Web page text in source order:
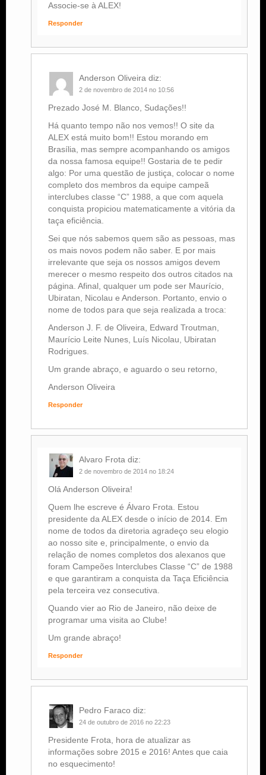
Associe-se à ALEX!
Responder
Anderson Oliveira diz:
2 de novembro de 2014 no 10:56
Prezado José M. Blanco, Sudações!!
Há quanto tempo não nos vemos!! O site da
ALEX está muito bom!! Estou morando em
Brasília, mas sempre acompanhando os amigos
da nossa famosa equipe!! Gostaria de te pedir
algo: Por uma questão de justiça, colocar o nome
completo dos membros da equipe campeã
interclubes classe “C” 1988, a que com aquela
conquista propiciou matematicamente a vitória da
taça eficiência.
Sei que nós sabemos quem são as pessoas, mas
os mais novos podem não saber. E por mais
irrelevante que seja os nossos amigos devem
merecer o mesmo respeito dos outros citados na
página. Afinal, qualquer um pode ser Maurício,
Ubiratan, Nicolau e Anderson. Portanto, envio o
nome de todos para que seja realizada a troca:
Anderson J. F. de Oliveira, Edward Troutman,
Maurício Leite Nunes, Luís Nicolau, Ubiratan
Rodrigues.
Um grande abraço, e aguardo o seu retorno,
Anderson Oliveira
Responder
Alvaro Frota diz:
2 de novembro de 2014 no 18:24
Olá Anderson Oliveira!
Quem lhe escreve é Álvaro Frota. Estou
presidente da ALEX desde o início de 2014. Em
nome de todos da diretoria agradeço seu elogio
ao nosso site e, principalmente, o envio da
relação de nomes completos dos alexanos que
foram Campeões Interclubes Classe “C” de 1988
e que garantiram a conquista da Taça Eficiência
pela terceira vez consecutiva.
Quando vier ao Rio de Janeiro, não deixe de
programar uma visita ao Clube!
Um grande abraço!
Responder
Pedro Faraco diz:
24 de outubro de 2016 no 22:23
Presidente Frota, hora de atualizar as
informações sobre 2015 e 2016! Antes que caia
no esquecimento!